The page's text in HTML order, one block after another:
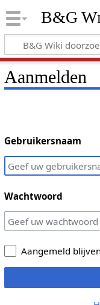
B&G
Aanmelden
Gebruikersnaam
Wachtwoord
Aangemeld